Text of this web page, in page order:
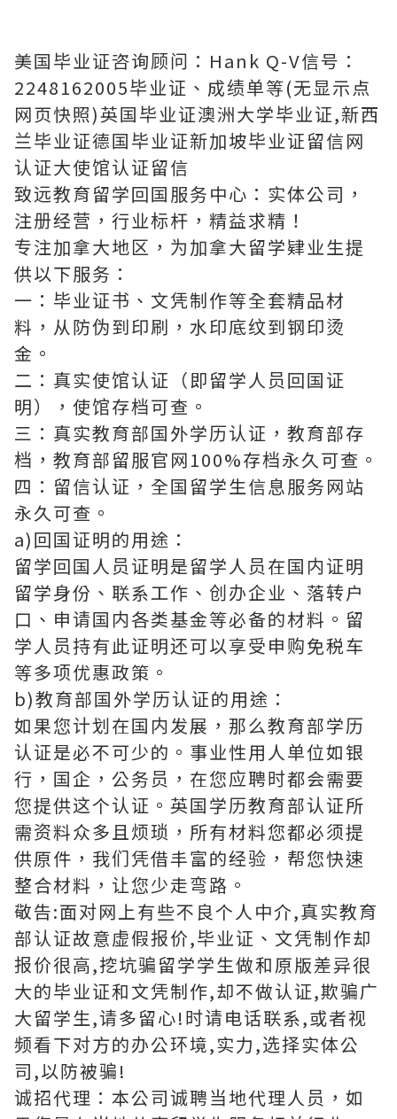
美国毕业证咨询顾问：Hank Q-V信号：
2248162005毕业证、成绩单等(无显示点
网页快照)英国毕业证澳洲大学毕业证,新西
兰毕业证德国毕业证新加坡毕业证留信网
认证大使馆认证留信
致远教育留学回国服务中心：实体公司，
注册经营，行业标杆，精益求精！
专注加拿大地区，为加拿大留学肄业生提
供以下服务：
一：毕业证书、文凭制作等全套精品材
料，从防伪到印刷，水印底纹到钢印烫
金。
二：真实使馆认证（即留学人员回国证
明），使馆存档可查。
三：真实教育部国外学历认证，教育部存
档，教育部留服官网100%存档永久可查。
四：留信认证，全国留学生信息服务网站
永久可查。
a)回国证明的用途：
留学回国人员证明是留学人员在国内证明
留学身份、联系工作、创办企业、落转户
口、申请国内各类基金等必备的材料。留
学人员持有此证明还可以享受申购免税车
等多项优惠政策。
b)教育部国外学历认证的用途：
如果您计划在国内发展，那么教育部学历
认证是必不可少的。事业性用人单位如银
行，国企，公务员，在您应聘时都会需要
您提供这个认证。英国学历教育部认证所
需资料众多且烦琐，所有材料您都必须提
供原件，我们凭借丰富的经验，帮您快速
整合材料，让您少走弯路。
敬告:面对网上有些不良个人中介,真实教育
部认证故意虚假报价,毕业证、文凭制作却
报价很高,挖坑骗留学学生做和原版差异很
大的毕业证和文凭制作,却不做认证,欺骗广
大留学生,请多留心!时请电话联系,或者视
频看下对方的办公环境,实力,选择实体公
司,以防被骗!
诚招代理：本公司诚聘当地代理人员，如